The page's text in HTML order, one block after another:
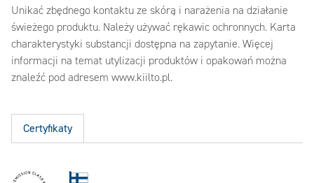
Unikać zbędnego kontaktu ze skórą i narażenia na działanie
świeżego produktu. Należy używać rękawic ochronnych. Karta
charakterystyki substancji dostępna na zapytanie. Więcej
informacji na temat utylizacji produktów i opakowań można
znaleźć pod adresem www.kiilto.pl.
Certyfikaty